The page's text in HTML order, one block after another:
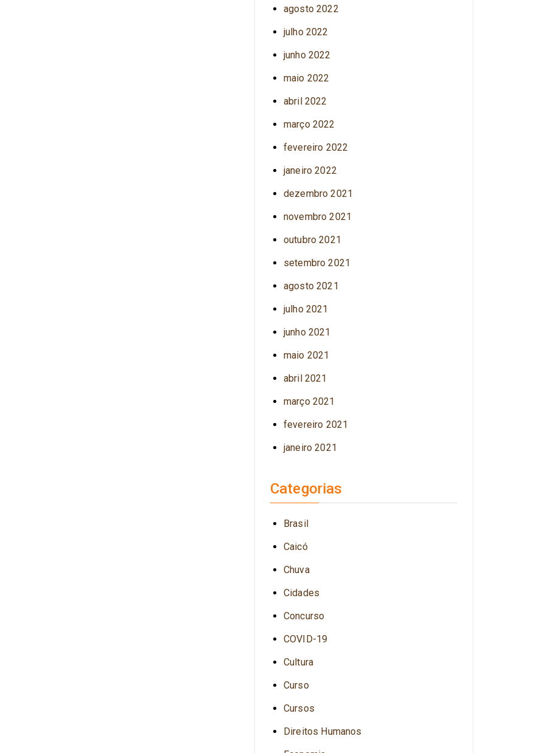
agosto 2022
julho 2022
junho 2022
maio 2022
abril 2022
março 2022
fevereiro 2022
janeiro 2022
dezembro 2021
novembro 2021
outubro 2021
setembro 2021
agosto 2021
julho 2021
junho 2021
maio 2021
abril 2021
março 2021
fevereiro 2021
janeiro 2021
Categorias
Brasil
Caicó
Chuva
Cidades
Concurso
COVID-19
Cultura
Curso
Cursos
Direitos Humanos